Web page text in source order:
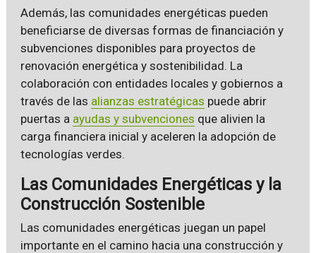
Además, las comunidades energéticas pueden
beneficiarse de diversas formas de financiación y
subvenciones disponibles para proyectos de
renovación energética y sostenibilidad. La
colaboración con entidades locales y gobiernos a
través de las alianzas estratégicas puede abrir
puertas a ayudas y subvenciones que alivien la
carga financiera inicial y aceleren la adopción de
tecnologías verdes.
Las Comunidades Energéticas y la
Construcción Sostenible
Las comunidades energéticas juegan un papel
importante en el camino hacia una construcción y